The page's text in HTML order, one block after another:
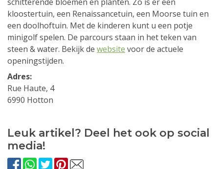
kloostertuin, een Renaissancetuin, een Moorse tuin en
een doolhoftuin. Met de kinderen kunt u een potje
minigolf spelen. De parcours staan in het teken van
steen & water. Bekijk de website voor de actuele
openingstijden.
Adres:
Rue Haute, 4
6990 Hotton
Leuk artikel? Deel het ook op social
media!